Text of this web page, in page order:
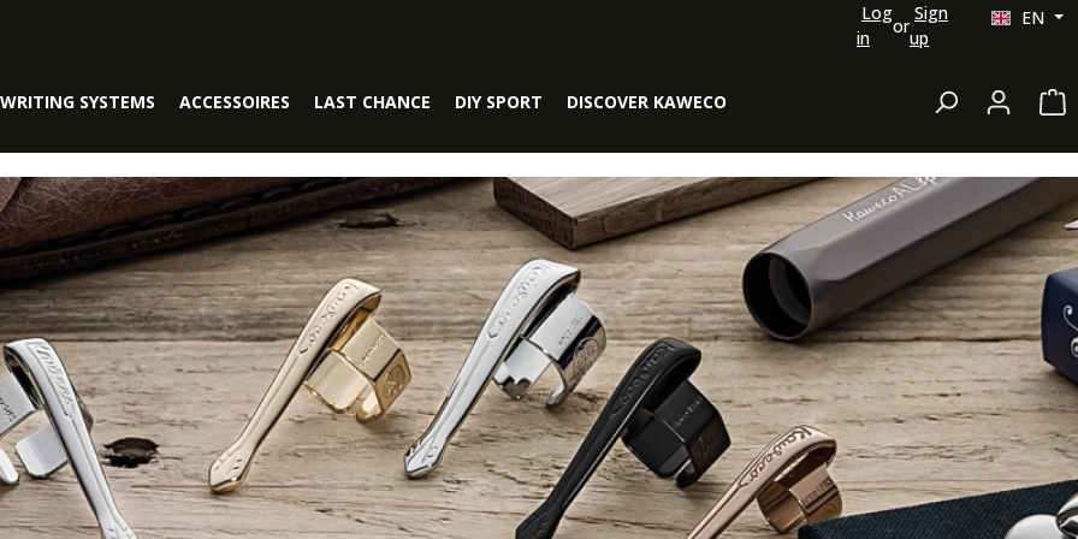
Log
in
or
Sign
up
EN
WRITING SYSTEMS ACCESSOIRES LAST CHANCE DIY SPORT DISCOVER KAWECO